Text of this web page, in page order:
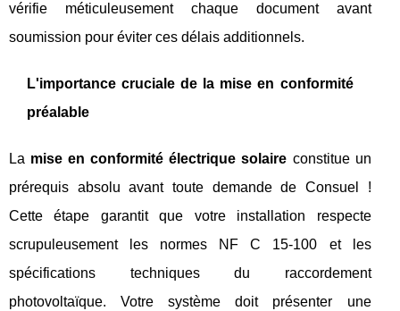
vérifie méticuleusement chaque document avant
soumission pour éviter ces délais additionnels.
L'importance cruciale de la mise en conformité
préalable
La mise en conformité électrique solaire constitue un
prérequis absolu avant toute demande de Consuel !
Cette étape garantit que votre installation respecte
scrupuleusement les normes NF C 15-100 et les
spécifications techniques du raccordement
photovoltaïque. Votre système doit présenter une